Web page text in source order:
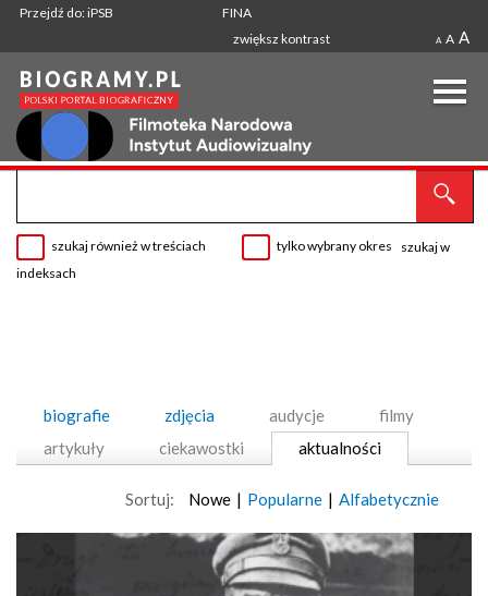
Przejdź do: iPSB
FINA
zwiększ kontrast
A A A
szukaj również w treściach tylko wybrany okres
szukaj w
indeksach
biografie zdjęcia audycje
filmy
artykuły
ciekawostki aktualności
Sortuj: Nowe | Popularne | Alfabetycznie